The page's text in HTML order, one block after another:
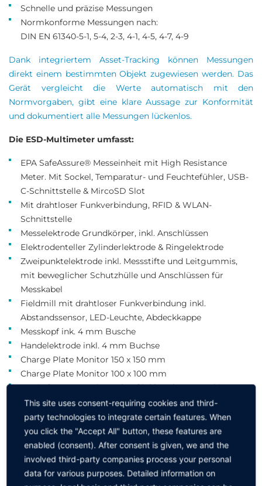
Schnelle und präzise Messungen
Normkonforme Messungen nach:
DIN EN 61340-5-1, 5-4, 2-3, 4-1, 4-5, 4-7, 4-9
Dank integriertem Asset-Tracking können Messungen
direkt einem bestimmten Objekt zugewiesen werden. Das
Gerät vergleicht die Werte automatisch mit den
Normvorgaben, gibt eine klare Aussage zur Konformität
und dokumentiert alle Messungen lückenlos.
Die ESD-Multimeter umfasst:
EPA SafeAssure® Messeinheit mit High Resistance
Meter. Mit Sockel, Temparatur- und Feuchtefühler, USB-
C-Schnittstelle & MircoSD Slot
Mit drahtloser Funkverbindung, RFID & WLAN-
Schnittstelle
Messelektrode Grundkörper, inkl. Anschlüssen
Elektrodenteller Zylinderlektrode & Ringelektrode
Zweipunktelektrode inkl. Messstifte und Leitgummis,
mit beweglicher Schutzhülle und Anschlüssen für
Messkabel
Fieldmill mit drahtloser Funkverbindung inkl.
Abstandssensor, LED-Leuchte, Abdeckkappe
Messkopf ink. 4 mm Busche
Handelektrode inkl. 4 mm Buchse
Charge Plate Monitor 150 x 150 mm
Charge Plate Monitor 100 x 100 mm
Stativ für CPM und Messkopf inkl. Erdungsanschlüssen
Kleiderbügel aus PTFE inkl. zwei Verlängerungen
Ärmelelektrode inkl. Spanngummi und 4 mm Buchse
Asset-Tracking Tool & Selbstklebende Asset-Tags
USB Netzteil mit Kabel
Metallplatte 30 x 30 cm
Isoliernede Platte 30 x 30 cm
This site uses consent-requiring cookies and third-
party technologies to integrate certain features. When
you click the "Accept All" button, these features are
enabled (consent). After consent is given, we and the
involved third-party companies process your personal
data for various purposes. Detailed information on